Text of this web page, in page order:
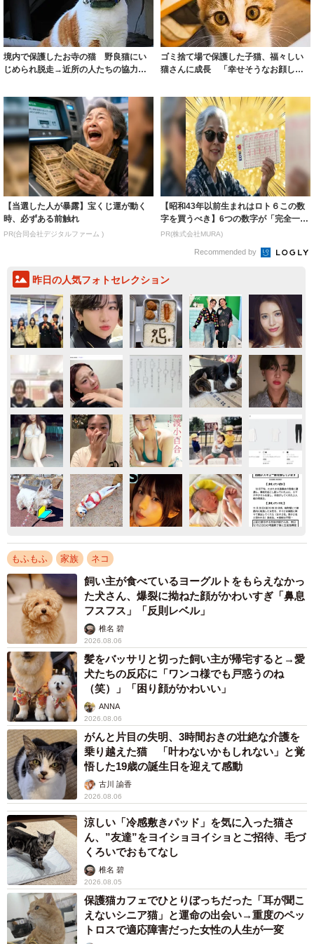
境内で保護したお寺の猫 野良猫にい
じめられ脱走→近所の人たちの協力で
ゴミ捨て場で保護した子猫、福々しい
猫さんに成長 「幸せそうなお顔して
【当選した人が暴露】宝くじ運が動く
時、必ずある前触れ
PR(合同会社デジタルファーム )
【昭和43年以前生まれはロト６この数
字を買うべき】6つの数字が「完全一
致」する方...
PR(株式会社MURA)
Recommended by
昨日の人気フォトセレクション
もふもふ 家族 ネコ
飼い主が食べているヨーグルトをもらえなかっ
た犬さん、爆裂に拗ねた顔がかわいすぎ「鼻息
フスフス」「反則レベル」
椎名 碧
2026.08.06
髪をバッサリと切った飼い主が帰宅すると→愛
犬たちの反応に「ワンコ様でも戸惑うのね
（笑）」「困り顔がかわいい」
ANNA
2026.08.06
がんと片目の失明、3時間おきの壮絶な介護を
乗り越えた猫 「叶わないかもしれない」と覚
悟した19歳の誕生日を迎えて感動
古川 諭香
2026.08.06
涼しい「冷感敷きパッド」を気に入った猫さ
ん、”友達”をヨイショヨイショとご招待、毛づ
くろいでおもてなし
椎名 碧
2026.08.05
保護猫カフェでひとりぼっちだった「耳が聞こ
えないシニア猫」と運命の出会い→重度のペッ
トロスで適応障害だった女性の人生が一変